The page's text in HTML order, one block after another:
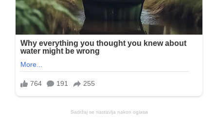
Sadržaj se nastavlja nakon oglasa